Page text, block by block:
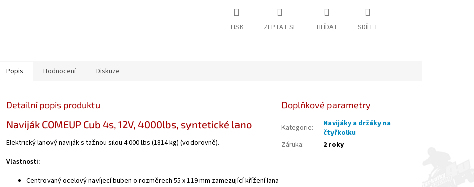
TISK ZEPTAT SE HLÍDAT SDÍLET
Popis Hodnocení Diskuze
Detailní popis produktu
Naviják COMEUP Cub 4s, 12V, 4000lbs, syntetické lano
Elektrický lanový naviják s tažnou silou 4 000 lbs (1814 kg) (vodorovně).
Vlastnosti:
Centrovaný ocelový navíjecí buben o rozměrech 55 x 119 mm zamezující křížení lana
Doplňkové parametry
Kategorie:
Navijáky a držáky na
čtyřkolku
Záruka: 2 roky